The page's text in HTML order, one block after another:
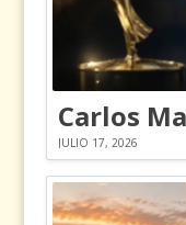
JULIO 17, 2026